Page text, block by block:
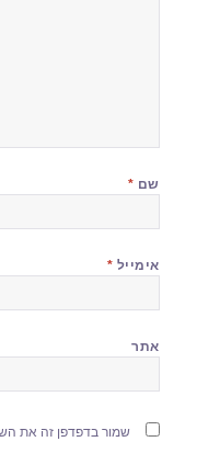
שם *
אימייל *
אתר
שמור בדפדפן זה את